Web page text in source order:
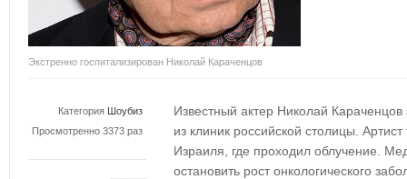
Экстренно госпитализирован Николай Караченцов
Категория Шоубиз
Просмотренно 3373 раз
Известный актер Николай Караченцов
из клиник российской столицы.
Израиля, где проходил облучение.
остановить рост онкологического